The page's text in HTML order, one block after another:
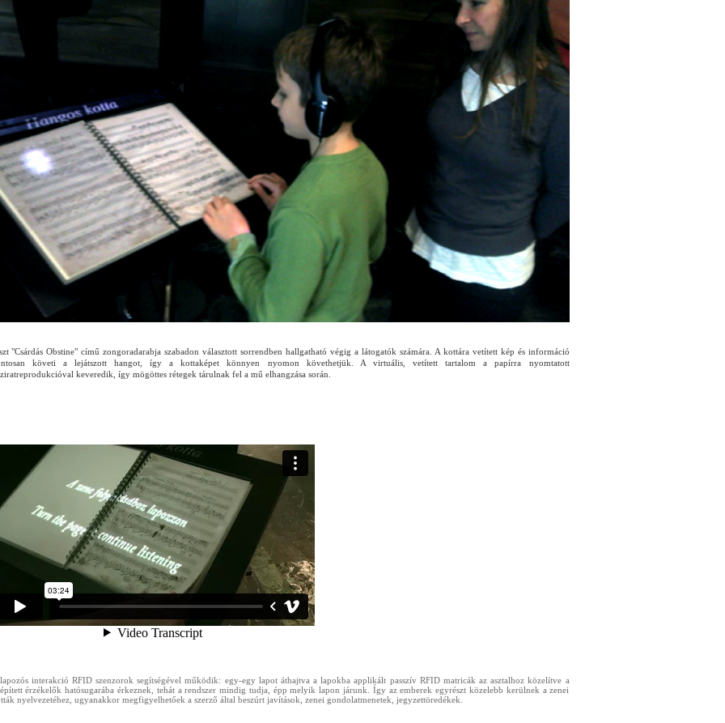
"Csárdás Obstine" című zongoradarabja szabadon választott sorrendben hallgatható végig a látogatók számára. A kottára vetített kép és információ
követi a lejátszott hangot, így a kottaképet könnyen nyomon követhetjük. A virtuális, vetített tartalom a papírra nyomtatott
keveredik, így mögöttes rétegek tárulnak fel a mű elhangzása során.
interakció RFID szenzorok segítségével működik: egy-egy lapot áthajtva a lapokba applikált passzív RFID matricák az asztalhoz közelítve a
érzékelők hatósugarába érkeznek, tehát a rendszer mindig tudja, épp melyik lapon járunk. Így az emberek egyrészt közelebb kerülnek a zenei
nyelvezetéhez, ugyanakkor megfigyelhetőek a szerző által beszúrt javítások, zenei gondolatmenetek, jegyzettöredékek.